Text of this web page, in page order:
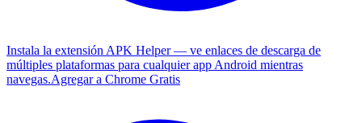
Instala la extensión APK Helper — ve enlaces de descarga de
múltiples plataformas para cualquier app Android mientras
navegas.Agregar a Chrome Gratis